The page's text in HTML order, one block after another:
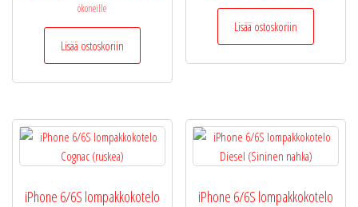
okoneille
Lisää ostoskoriin
Lisää ostoskoriin
iPhone 6/6S lompakkokotelo
iPhone 6/6S lompakkokotelo